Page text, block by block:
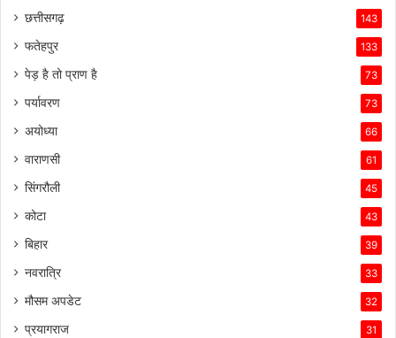
छत्तीसगढ़ 143
फतेहपुर 133
पेड़ है तो प्राण है 73
पर्यावरण 73
अयोध्या 66
वाराणसी 61
सिंगरौली 45
कोटा 43
बिहार 39
नवरात्रि 33
मौसम अपडेट 32
प्रयागराज 31